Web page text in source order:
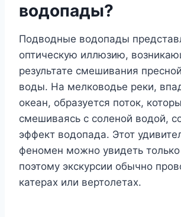
водопады?
Подводные водопады
оптическую иллюзию,
результате смешивания
воды. На мелководье реки,
океан, образуется поток,
смешиваясь с соленой водой,
эффект водопада. Этот
феномен можно увидеть
поэтому экскурсии обычно
катерах или вертолетах.